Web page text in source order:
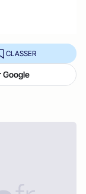
CLASSER
Google